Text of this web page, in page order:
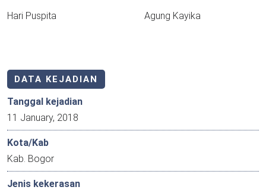
Hari Puspita Agung Kayika
DATA KEJADIAN
Tanggal kejadian
11 January, 2018
Kota/Kab
Kab. Bogor
Jenis kekerasan